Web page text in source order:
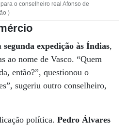
o conselheiro real Afonso de
)
segunda expedição às Índias,
ao nome de Vasco. “Quem
então?”, questionou o
sugeriu outro conselheiro,
política. Pedro Álvares